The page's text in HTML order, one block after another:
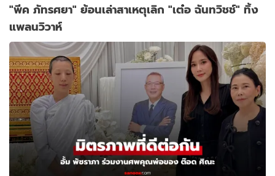
"พีค ภัทรศยา" ย้อนเล่าสาเหตุเลิก "เต๋อ ฉันทวิชช์" ทิ้ง
แพลนวิวาห์